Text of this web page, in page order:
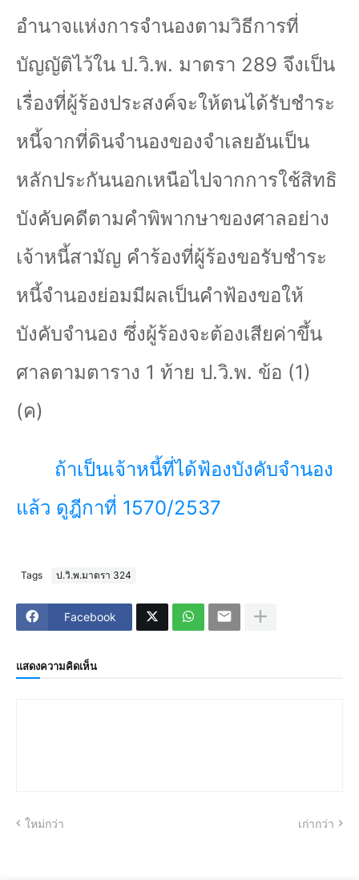
อำนาจแห่งการจำนองตามวิธีการที่
บัญญัติไว้ใน ป.วิ.พ. มาตรา 289 จึงเป็น
เรื่องที่ผู้ร้องประสงค์จะให้ตนได้รับชำระ
หนี้จากที่ดินจำนองของจำเลยอันเป็น
หลักประกันนอกเหนือไปจากการใช้สิทธิ
บังคับคดีตามคำพิพากษาของศาลอย่าง
เจ้าหนี้สามัญ คำร้องที่ผู้ร้องขอรับชำระ
หนี้จำนองย่อมมีผลเป็นคำฟ้องขอให้
บังคับจำนอง ซึ่งผู้ร้องจะต้องเสียค่าขึ้น
ศาลตามตาราง 1 ท้าย ป.วิ.พ. ข้อ (1)
(ค)
ถ้าเป็นเจ้าหนี้ที่ได้ฟ้องบังคับจำนอง
แล้ว ดูฎีกาที่ 1570/2537
Tags ป.วิ.พ.มาตรา 324
Facebook
แสดงความคิดเห็น
ใหม่กว่า เก่ากว่า